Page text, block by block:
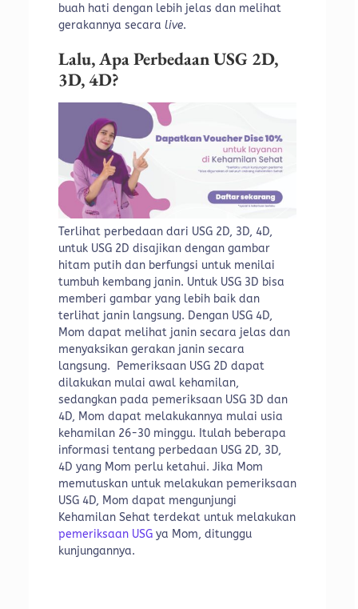
buah hati dengan lebih jelas dan melihat
gerakannya secara live.
Lalu, Apa Perbedaan USG 2D,
3D, 4D?
Terlihat perbedaan dari USG 2D, 3D, 4D,
untuk USG 2D disajikan dengan gambar
hitam putih dan berfungsi untuk menilai
tumbuh kembang janin. Untuk USG 3D bisa
memberi gambar yang lebih baik dan
terlihat janin langsung. Dengan USG 4D,
Mom dapat melihat janin secara jelas dan
menyaksikan gerakan janin secara
langsung.
Pemeriksaan USG 2D dapat
dilakukan mulai awal kehamilan,
sedangkan pada pemeriksaan USG 3D dan
4D, Mom dapat melakukannya mulai usia
kehamilan 26-30 minggu. Itulah beberapa
informasi tentang perbedaan USG 2D, 3D,
4D yang Mom perlu ketahui. Jika Mom
memutuskan untuk melakukan pemeriksaan
USG 4D, Mom dapat mengunjungi
Kehamilan Sehat terdekat untuk melakukan
pemeriksaan USGya Mom, ditunggu
kunjungannya.